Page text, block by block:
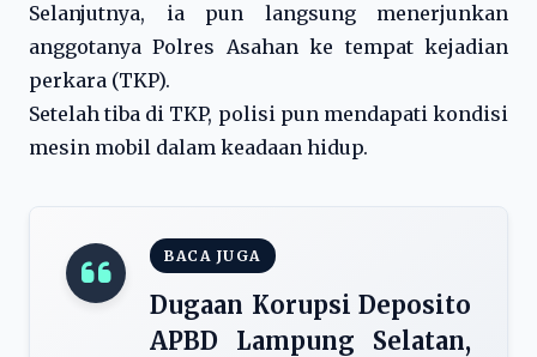
Selanjutnya, ia pun langsung menerjunkan
anggotanya Polres Asahanke tempat kejadian
perkara (TKP).
Setelah tiba di TKP, polisi pun mendapati kondisi
mesin mobil dalam keadaan hidup.
BACA JUGA
Dugaan Korupsi Deposito
APBD Lampung Selatan,